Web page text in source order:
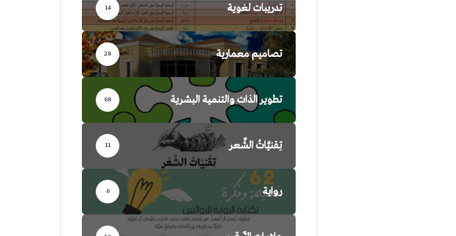
تدريبات لغوية 14
تصاميم معمارية 28
تطوير الذات والتنمية البشرية 68
تِقنيَّاتُ الشِّعر 11
رواية 6